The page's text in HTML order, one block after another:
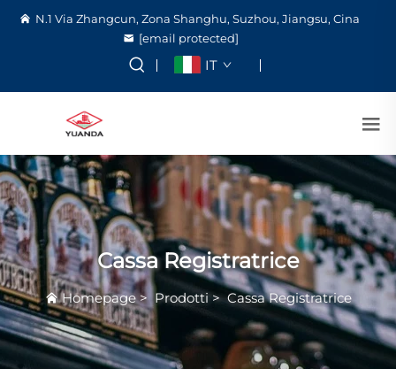
N.1 Via Zhangcun, Zona Shanghu, Suzhou, Jiangsu, Cina
[email protected]
IT
Cassa Registratrice
Homepage> Prodotti >Cassa Registratrice